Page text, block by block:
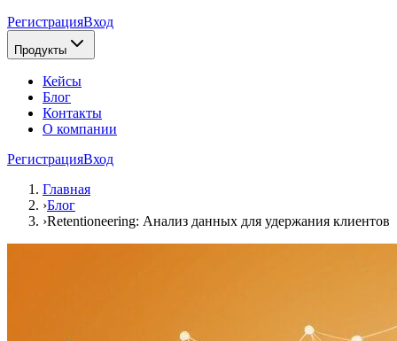
РегистрацияВход
Продукты
Кейсы
Блог
Контакты
О компании
РегистрацияВход
Главная
›Блог
›Retentioneering: Анализ данных для удержания клиентов